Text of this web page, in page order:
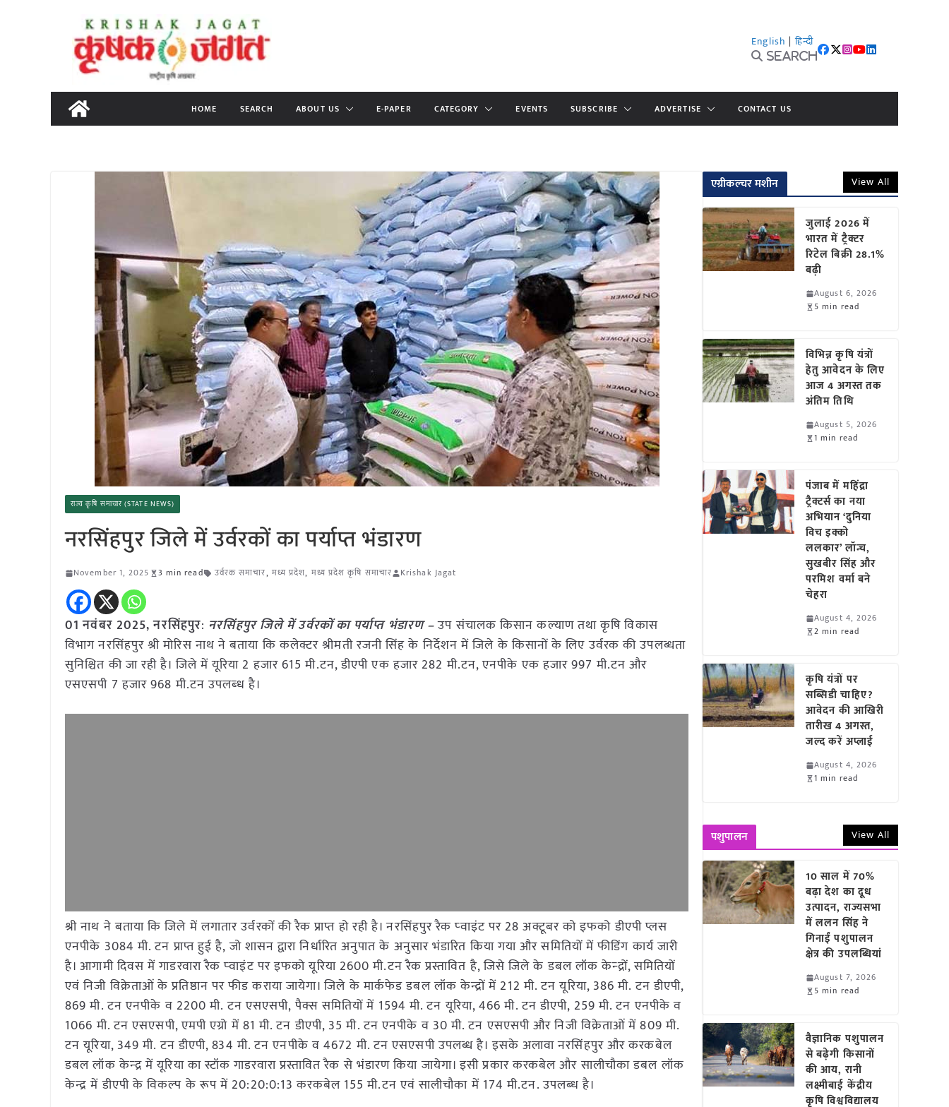
content
English | हिन्दी
Search
HOME SEARCH ABOUT US E-PAPER CATEGORY EVENTS SUBSCRIBE ADVERTISE CONTACT US
राज्य कृषि समाचार (STATE NEWS)
नरसिंहपुर जिले में उर्वरकों का पर्याप्त भंडारण
November 1, 2025 3 min read उर्वरक समाचार, मध्य प्रदेश, मध्य प्रदेश कृषि समाचार Krishak Jagat
01 नवंबर 2025,नरसिंहपुर: नरसिंहपुर जिले में उर्वरकों का पर्याप्त भंडारण –उप संचालक किसान कल्याण तथा कृषि विकास
विभाग नरसिंहपुर श्री मोरिस नाथ ने बताया कि कलेक्टर श्रीमती रजनी सिंह के निर्देशन में जिले के किसानों के लिए उर्वरक की उपलब्धता
सुनिश्चित की जा रही है। जिले में यूरिया 2 हजार 615 मी.टन, डीएपी एक हजार 282 मी.टन, एनपीके एक हजार 997 मी.टन और
एसएसपी 7 हजार 968 मी.टन उपलब्‍ध है।
श्री नाथ ने बताया कि जिले में लगातार उर्वरकों की रैक प्राप्त हो रही है। नरसिंहपुर रैक प्‍वाइंट पर 28 अक्टूबर को इफको डीएपी प्लस
एनपीके 3084 मी. टन प्राप्त हुई है, जो शासन द्वारा निर्धारित अनुपात के अनुसार भंडारित किया गया और समितियों में फीडिंग कार्य जारी
है। आगामी दिवस में गाडरवारा रैक प्‍वाइंट पर इफको यूरिया 2600 मी.टन रैक प्रस्तावित है, जिसे जिले के डबल लॉक केन्‍द्रों, समितियों
एवं निजी विक्रेताओं के प्रतिष्ठान पर फीड कराया जायेगा। जिले के मार्कफेड डबल लॉक केन्द्रों में 212 मी. टन यूरिया, 386 मी. टन डीएपी,
869 मी. टन एनपीके व 2200 मी. टन एसएसपी, पैक्स समितियों में 1594 मी. टन यूरिया, 466 मी. टन डीएपी, 259 मी. टन एनपीके व
1066 मी. टन एसएसपी, एमपी एग्रो में 81 मी. टन डीएपी, 35 मी. टन एनपीके व 30 मी. टन एसएसपी और निजी विक्रेताओं में 809 मी.
टन यूरिया, 349 मी. टन डीएपी, 834 मी. टन एनपीके व 4672 मी. टन एसएसपी उपलब्ध है। इसके अलावा नरसिंहपुर और करकबेल
डबल लॉक केन्‍द्र में यूरिया का स्टॉक गाडरवारा प्रस्तावित रैक से भंडारण किया जायेगा। इसी प्रकार करकबेल और सालीचौका डबल लॉक
केन्द्र में डीएपी के विकल्प के रूप में 20:20:0:13 करकबेल 155 मी.टन एवं सालीचौका में 174 मी.टन. उपलब्‍ध है।
एग्रीकल्चर मशीन View All
जुलाई 2026 में
भारत में ट्रैक्टर
रिटेल बिक्री 28.1%
बढ़ी
August 6, 2026
5 min read
विभिन्न कृषि यंत्रों
हेतु आवेदन के लिए
आज 4 अगस्त तक
अंतिम तिथि
August 5, 2026
1 min read
पंजाब में महिंद्रा
ट्रैक्टर्स का नया
अभियान ‘दुनिया
विच इक्को
ललकार’ लॉन्च,
सुखबीर सिंह और
परमिश वर्मा बने
चेहरा
August 4, 2026
2 min read
कृषि यंत्रों पर
सब्सिडी चाहिए?
आवेदन की आखिरी
तारीख 4 अगस्त,
जल्द करें अप्लाई
August 4, 2026
1 min read
पशुपालन View All
10 साल में 70%
बढ़ा देश का दूध
उत्पादन, राज्यसभा
में ललन सिंह ने
गिनाईं पशुपालन
क्षेत्र की उपलब्धियां
August 7, 2026
5 min read
वैज्ञानिक पशुपालन
से बढ़ेगी किसानों
की आय, रानी
लक्ष्मीबाई केंद्रीय
कृषि विश्वविद्यालय